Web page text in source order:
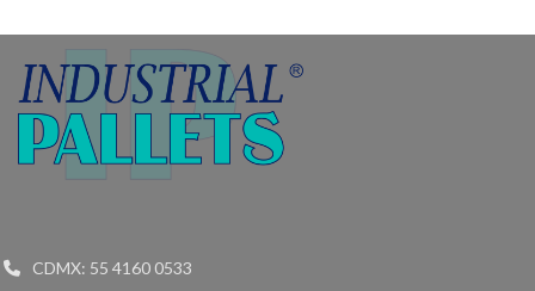
CDMX: 55 4160 0533